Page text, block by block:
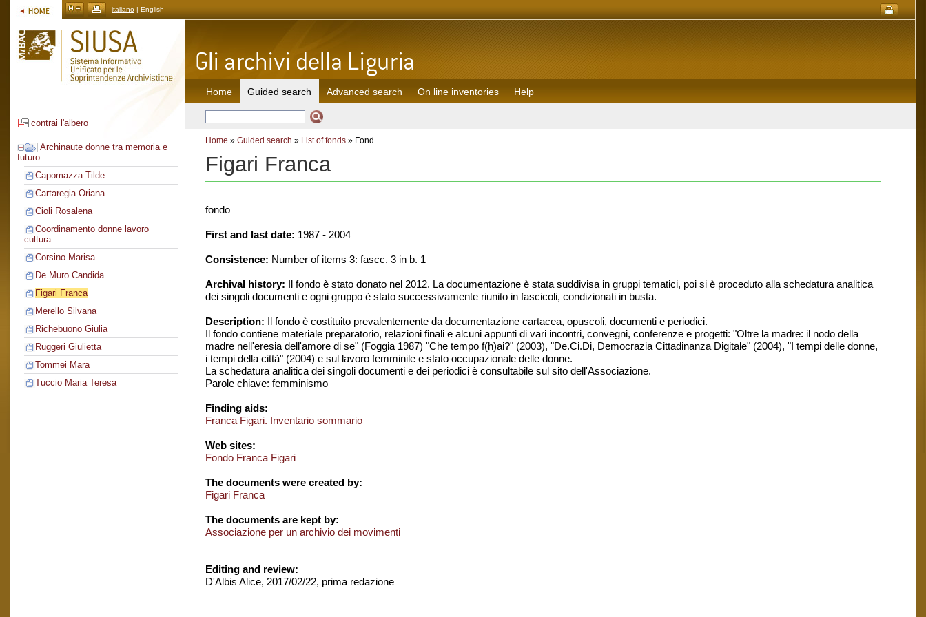
italiano | English
contrai l'albero
Archinaute donne tra memoria e
futuro
Capomazza Tilde
Cartaregia Oriana
Cioli Rosalena
Coordinamento donne lavoro
cultura
Corsino Marisa
De Muro Candida
Figari Franca
Merello Silvana
Richebuono Giulia
Ruggeri Giulietta
Tommei Mara
Tuccio Maria Teresa
Home Guided search Advanced search On line inventories Help
Home » Guided search » List of fonds » Fond
Figari Franca
fondo
First and last date: 1987 - 2004
Consistence: Number of items 3: fascc. 3 in b. 1
Archival history: Il fondo è stato donato nel 2012. La documentazione è stata suddivisa in gruppi tematici, poi si è proceduto alla schedatura analitica
dei singoli documenti e ogni gruppo è stato successivamente riunito in fascicoli, condizionati in busta.
Description: Il fondo è costituito prevalentemente da documentazione cartacea, opuscoli, documenti e periodici.
Il fondo contiene materiale preparatorio, relazioni finali e alcuni appunti di vari incontri, convegni, conferenze e progetti: "Oltre la madre: il nodo della
madre nell'eresia dell'amore di se" (Foggia 1987) "Che tempo f(h)ai?" (2003), "De.Ci.Di, Democrazia Cittadinanza Digitale" (2004), "I tempi delle donne,
i tempi della città" (2004) e sul lavoro femminile e stato occupazionale delle donne.
La schedatura analitica dei singoli documenti e dei periodici è consultabile sul sito dell'Associazione.
Parole chiave: femminismo
Finding aids:
Franca Figari. Inventario sommario
Web sites:
Fondo Franca Figari
The documents were created by:
Figari Franca
The documents are kept by:
Associazione per un archivio dei movimenti
Editing and review:
D'Albis Alice, 2017/02/22, prima redazione